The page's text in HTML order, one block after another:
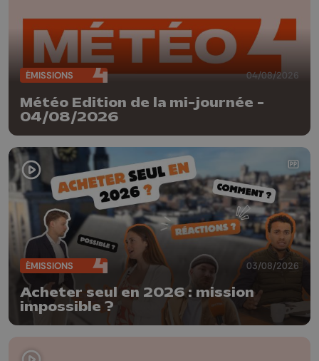
ÉMISSIONS 04/08/2026
Météo Edition de la mi-journée -
04/08/2026
ÉMISSIONS 03/08/2026
Acheter seul en 2026 : mission
impossible ?